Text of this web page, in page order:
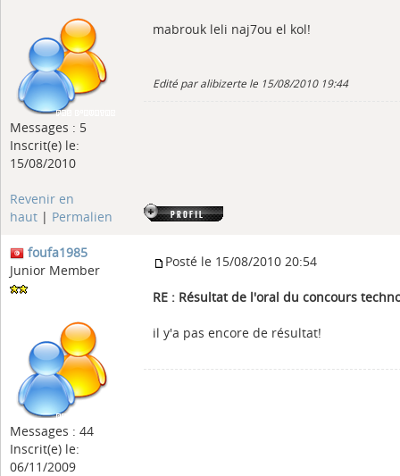
Messages : 5
Inscrit(e) le:
15/08/2010
mabrouk leli naj7ou el kol!
Edité par alibizerte le 15/08/2010 19:44
Revenir en
haut | Permalien
foufa1985
Junior Member
Messages : 44
Inscrit(e) le:
06/11/2009
Posté le 15/08/2010 20:54
RE : Résultat de l'oral du concours
il y'a pas encore de résultat!